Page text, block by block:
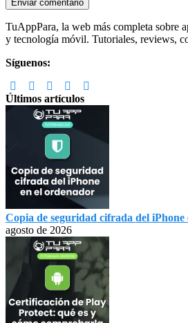
Footer
TuAppPara, la web más completa sobre
y tecnología móvil. Tutoriales, reviews,
Síguenos:
Últimos artículos
Copia de seguridad cifrada del
agosto de 2026